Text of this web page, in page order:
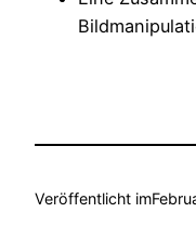
Veröffentlicht im